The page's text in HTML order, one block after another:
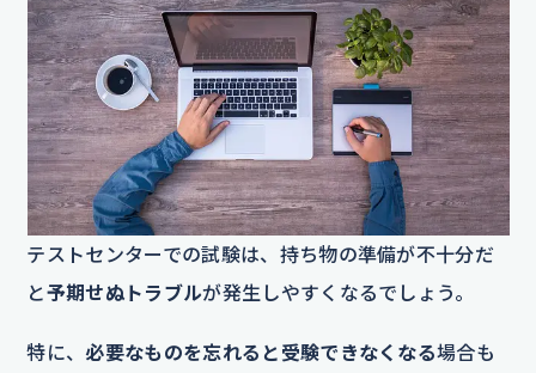
テストセンターでの試験は、持ち物の準備が不十分だ
と予期せぬトラブルが発生しやすくなるでしょう。
特に、必要なものを忘れると受験できなくなる場合も